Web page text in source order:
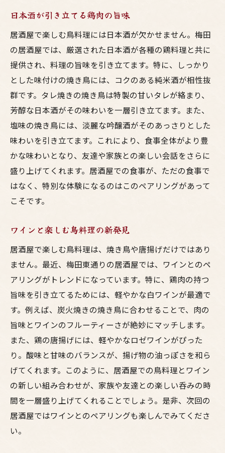
日本酒が引き立てる鶏肉の旨味
居酒屋で楽しむ鳥料理には日本酒が欠かせません。梅田
の居酒屋では、厳選された日本酒が各種の鶏料理と共に
提供され、料理の旨味を引き立てます。特に、しっかり
とした味付けの焼き鳥には、コクのある純米酒が相性抜
群です。タレ焼きの焼き鳥は特製の甘いタレが絡まり、
芳醇な日本酒がその味わいを一層引き立てます。また、
塩味の焼き鳥には、淡麗な吟醸酒がそのあっさりとした
味わいを引き立てます。これにより、食事全体がより豊
かな味わいとなり、友達や家族との楽しい会話をさらに
盛り上げてくれます。居酒屋での食事が、ただの食事で
はなく、特別な体験になるのはこのペアリングがあって
こそです。
ワインと楽しむ鳥料理の新発見
居酒屋で楽しむ鳥料理は、焼き鳥や唐揚げだけではあり
ません。最近、梅田東通りの居酒屋では、ワインとのペ
アリングがトレンドになっています。特に、鶏肉の持つ
旨味を引き立てるためには、軽やかな白ワインが最適で
す。例えば、炭火焼きの焼き鳥に合わせることで、肉の
旨味とワインのフルーティーさが絶妙にマッチします。
また、鶏の唐揚げには、軽やかなロゼワインがぴった
り。酸味と甘味のバランスが、揚げ物の油っぽさを和ら
げてくれます。このように、居酒屋での鳥料理とワイン
の新しい組み合わせが、家族や友達との楽しい呑みの時
間を一層盛り上げてくれることでしょう。是非、次回の
居酒屋ではワインとのペアリングも楽しんでみてくださ
い。